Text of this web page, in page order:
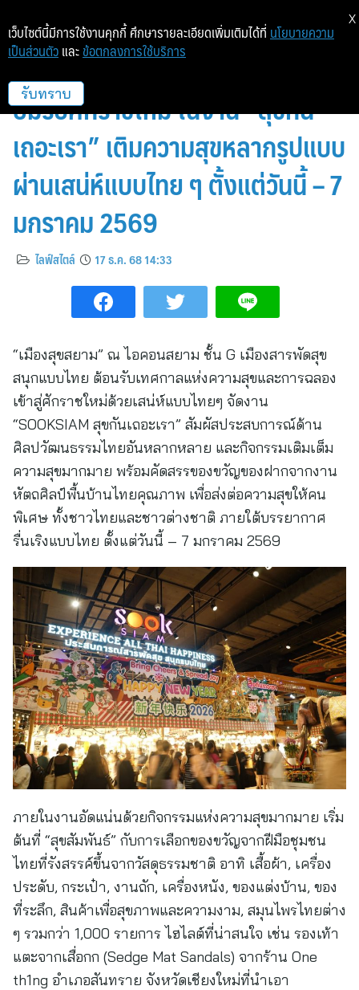
เมืองสุขสยาม ณ ไอคอนสยาม ชวน
ยิ้มรับศักราชใหม่ ในงาน “สุขกัน
เถอะเรา” เติมความสุขหลากรูปแบบ
ผ่านเสน่ห์แบบไทย ๆ ตั้งแต่วันนี้ – 7
มกราคม 2569
ไลฟ์สไตล์ 17 ธ.ค. 68 14:33
“เมืองสุขสยาม” ณ ไอคอนสยาม ชั้น G เมืองสารพัดสุข
สนุกแบบไทย ต้อนรับเทศกาลแห่งความสุขและการฉลอง
เข้าสู่ศักราชใหม่ด้วยเสน่ห์แบบไทยๆ จัดงาน
“SOOKSIAM สุขกันเถอะเรา” สัมผัสประสบการณ์ด้าน
ศิลปวัฒนธรรมไทยอันหลากหลาย และกิจกรรมเติมเต็ม
ความสุขมากมาย พร้อมคัดสรรของขวัญของฝากจากงาน
หัตถศิลป์พื้นบ้านไทยคุณภาพ เพื่อส่งต่อความสุขให้คน
พิเศษ ทั้งชาวไทยและชาวต่างชาติ ภายใต้บรรยากาศ
รื่นเริงแบบไทย ตั้งแต่วันนี้ – 7 มกราคม 2569
ภายในงานอัดแน่นด้วยกิจกรรมแห่งความสุขมากมาย เริ่ม
ต้นที่ “สุขสัมพันธ์” กับการเลือกของขวัญจากฝีมือชุมชน
ไทยที่รังสรรค์ขึ้นจากวัสดุธรรมชาติ อาทิ เสื้อผ้า, เครื่อง
ประดับ, กระเป๋า, งานถัก, เครื่องหนัง, ของแต่งบ้าน, ของ
ที่ระลึก, สินค้าเพื่อสุขภาพและความงาม, สมุนไพรไทยต่าง
ๆ รวมกว่า 1,000 รายการ ไฮไลต์ที่น่าสนใจ เช่น รองเท้า
แตะจากเสื่อกก (Sedge Mat Sandals) จากร้าน One
th1ng อำเภอสันทราย จังหวัดเชียงใหม่ที่นำเอา
เว็บไซต์นี้มีการใช้งานคุกกี้ ศึกษารายละเอียดเพิ่มเติมได้ที่ นโยบายความ
เป็นส่วนตัว และ ข้อตกลงการใช้บริการ
รับทราบ
X